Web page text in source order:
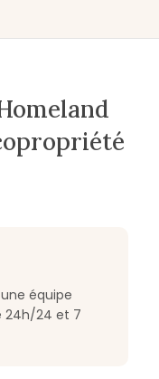
équipe
24h/24 et 7